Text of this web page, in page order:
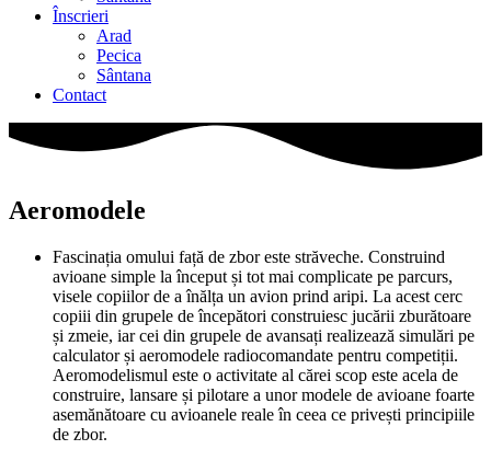
Înscrieri
Arad
Pecica
Sântana
Contact
Aeromodele
Fascinația omului față de zbor este străveche. Construind
avioane simple la început și tot mai complicate pe parcurs,
visele copiilor de a înălța un avion prind aripi. La acest cerc
copiii din grupele de începători construiesc jucării zburătoare
și zmeie, iar cei din grupele de avansați realizează simulări pe
calculator și aeromodele radiocomandate pentru competiții.
Aeromodelismul este o activitate al cărei scop este acela de
construire, lansare și pilotare a unor modele de avioane foarte
asemănătoare cu avioanele reale în ceea ce privești principiile
de zbor.